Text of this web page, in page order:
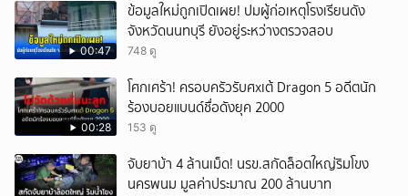
00:47
ข้อมูลใหม่ถูกเปิดเผย! ปมผู้ก่อเหตุโรงเรียนดัง
จังหวัดนนทบุรี ยังอยู่ระหว่างตรวจสอบ
748 ดู
00:28
โศกเศร้า! ครอบครัวรับศxเต้ Dragon 5 อดีตนัก
ร้องบอยแบนด์ชื่อดังยุค 2000
153 ดู
จับยาบ้า 4 ล้านเม็ด! นรข.สกัดล็อตใหญ่ริมโขง
นครพนม มูลค่าประมาณ 200 ล้านบาท